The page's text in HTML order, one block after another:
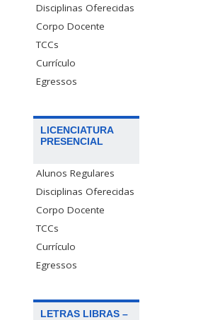
Disciplinas Oferecidas
Corpo Docente
TCCs
Currículo
Egressos
LICENCIATURA
PRESENCIAL
Alunos Regulares
Disciplinas Oferecidas
Corpo Docente
TCCs
Currículo
Egressos
LETRAS LIBRAS –